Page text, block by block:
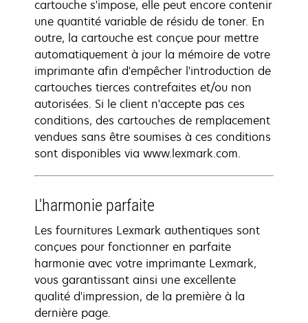
cartouche s'impose, elle peut encore contenir
une quantité variable de résidu de toner. En
outre, la cartouche est conçue pour mettre
automatiquement à jour la mémoire de votre
imprimante afin d'empêcher l'introduction de
cartouches tierces contrefaites et/ou non
autorisées. Si le client n'accepte pas ces
conditions, des cartouches de remplacement
vendues sans être soumises à ces conditions
sont disponibles via www.lexmark.com.
L'harmonie parfaite
Les fournitures Lexmark authentiques sont
conçues pour fonctionner en parfaite
harmonie avec votre imprimante Lexmark,
vous garantissant ainsi une excellente
qualité d'impression, de la première à la
dernière page.